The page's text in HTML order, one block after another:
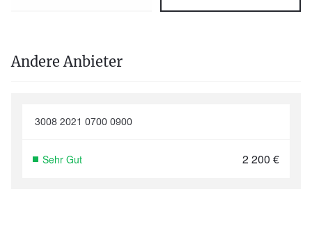
Andere Anbieter
3008 2021 0700 0900
Sehr Gut 2 200 €